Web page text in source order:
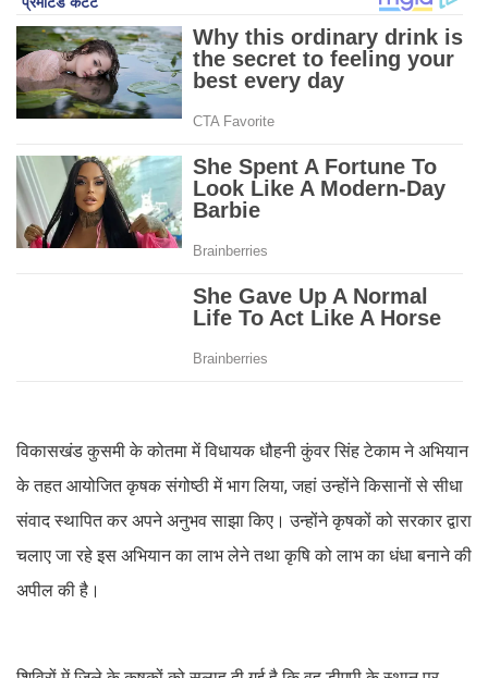
विकासखंड कुसमी के कोतमा में विधायक धौहनी कुंवर सिंह टेकाम ने अभियान
के तहत आयोजित कृषक संगोष्ठी में भाग लिया, जहां उन्होंने किसानों से सीधा
संवाद स्थापित कर अपने अनुभव साझा किए। उन्होंने कृषकों को सरकार द्वारा
चलाए जा रहे इस अभियान का लाभ लेने तथा कृषि को लाभ का धंधा बनाने की
अपील की है।